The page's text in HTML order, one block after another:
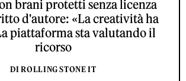
brani protetti senza licenza
d'autore: «La creatività ha
piattaforma sta valutando il
ricorso
DI ROLLING STONE IT